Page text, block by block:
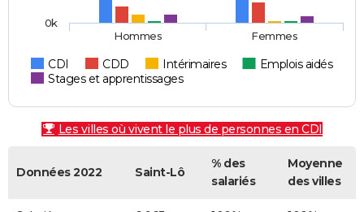
CDI CDD Intérimaires
Emplois aidés
Stages et apprentissages
Hommes Femmes
0k
Les villes où vivent le plus de personnes en CDI
Données 2022 Saint-Lô
% des
salariés
Moyenne
des villes